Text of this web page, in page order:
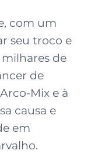
com um
seu troco e
de
de
Mix e à
causa e
em